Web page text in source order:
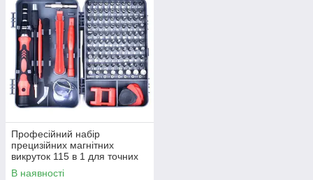
Професійний набір
прецизійних магнітних
викруток 115 в 1 для точних
робіт із ремонту телефонів
В наявності